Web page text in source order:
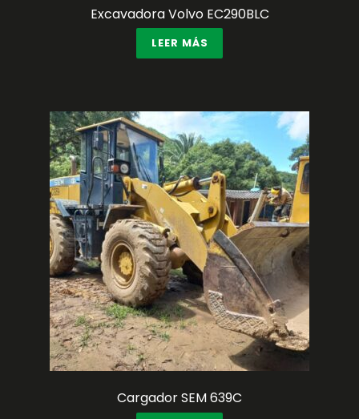
Excavadora Volvo EC290BLC
LEER MÁS
Cargador SEM 639C